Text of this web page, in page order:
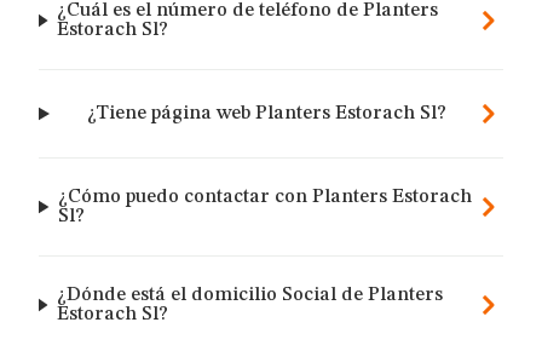
¿Cuál es el número de teléfono de Planters
Estorach Sl?
¿Tiene página web Planters Estorach Sl?
¿Cómo puedo contactar con Planters Estorach
Sl?
¿Dónde está el domicilio Social de Planters
Estorach Sl?